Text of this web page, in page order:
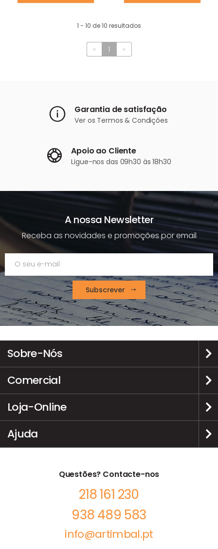
1 - 10 de 10 resultados
« 1 »
Garantia de satisfação
Ver os Termos & Condições
Apoio ao Cliente
Ligue-nos das 09h30 às 18h30
A nossa Newsletter
Receba as novidades e promoções por email
Subscrever
Sobre-Nós
Comercial
Loja-Online
Ajuda
Questões? Contacte-nos
218 161 230
938 489 583
info@artimbal.pt